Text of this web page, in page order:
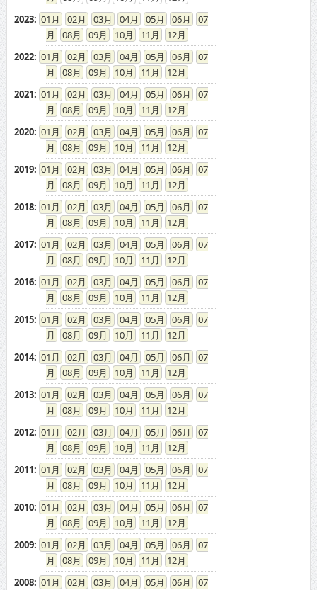
2023: 01 02 03 04 05 06
07
08
09 10 11
12
2022: 01 02 03 04 05 06
07
08
09 10 11
12
2021: 01 02 03 04 05 06
07
08
09 10 11
12
2020: 01 02 03 04 05 06
07
08
09 10 11
12
2019: 01 02 03 04 05 06
07
08
09 10 11
12
2018: 01 02 03 04 05 06
07
08
09 10 11
12
2017: 01 02 03 04 05 06
07
08
09 10 11
12
2016: 01 02 03 04 05 06
07
08
09 10 11
12
2015: 01 02 03 04 05 06
07
08
09 10 11
12
2014: 01 02 03 04 05 06
07
08
09 10 11
12
2013: 01 02 03 04 05 06
07
08
09 10 11
12
2012: 01 02 03 04 05 06
07
08
09 10 11
12
2011: 01 02 03 04 05 06
07
08
09 10 11
12
2010: 01 02 03 04 05 06
07
08
09 10 11
12
2009: 01 02 03 04 05 06
07
08
09 10 11
12
2008: 01 02 03 04 05 06
07